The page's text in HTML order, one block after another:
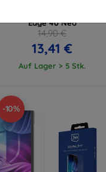
Edge 40 Neo
14,90 €
13,41 €
Auf Lager > 5 Stk.
-10%